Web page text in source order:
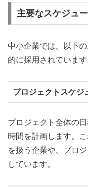
主要なスケジュ
中小企業では、以下
的に採用されています
プロジェクトスケジ
プロジェクト全体の
時間を計画します。
を扱う企業や、プロ
しています。